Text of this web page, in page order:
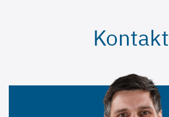
Kontakt